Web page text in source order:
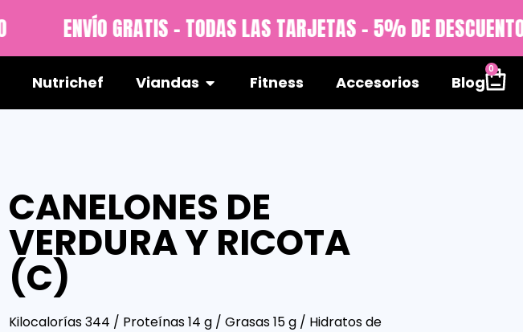
ENVÍO GRATIS - TODAS LAS TARJETAS - 5% DE
Nutrichef Viandas Fitness Accesorios Blog
0
CANELONES DE
VERDURA Y RICOTA
(C)
Kilocalorías 344 / Proteínas 14 g / Grasas 15 g / Hidratos de